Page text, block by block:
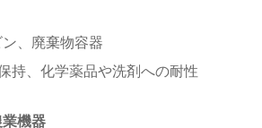
、廃棄物容器
持、化学薬品や洗剤への耐性
機器